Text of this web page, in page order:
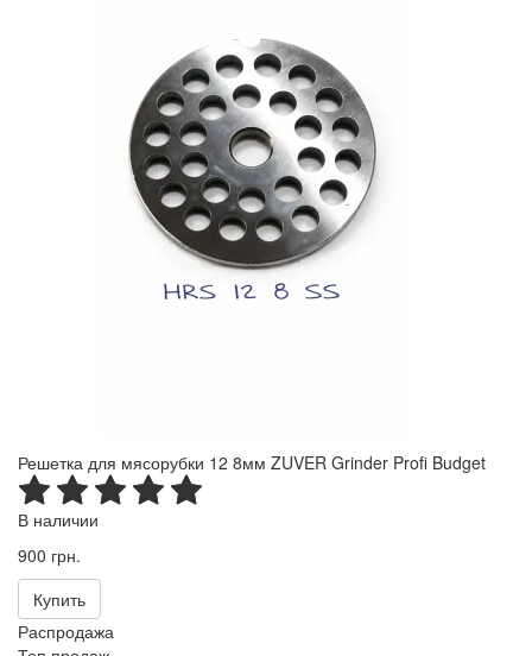
Решетка для мясорубки 12 8мм ZUVER Grinder Profi Budget
В наличии
900 грн.
Купить
Распродажа